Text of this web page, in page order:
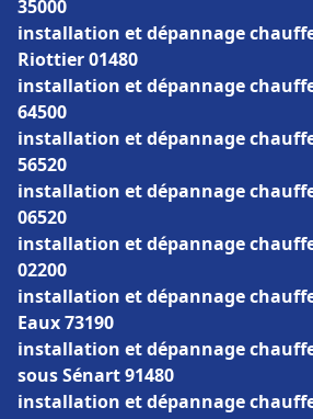
35000
installation et dépannage
Riottier 01480
installation et dépannage
64500
installation et dépannage
56520
installation et dépannage
06520
installation et dépannage
02200
installation et dépannage
Eaux 73190
installation et dépannage
sous Sénart 91480
installation et dépannage